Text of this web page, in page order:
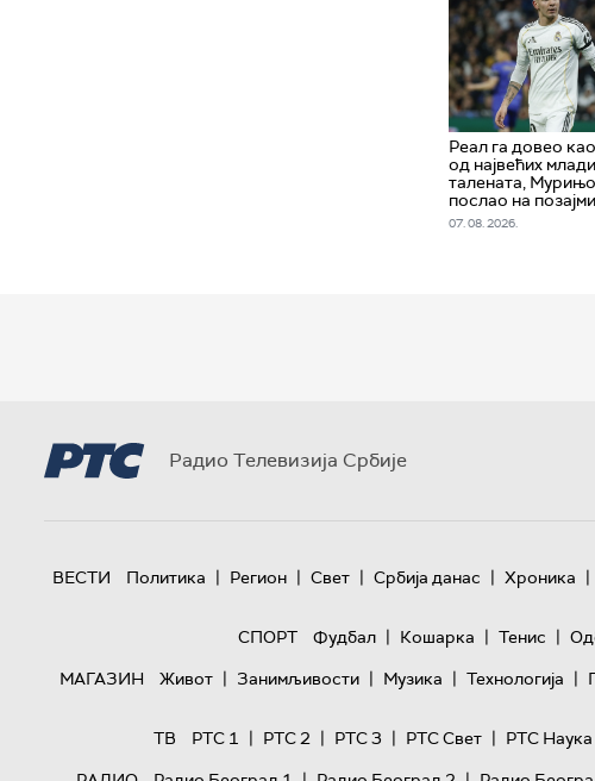
Реал га довео
од највећих
талената,
послао на
07. 08. 2026.
Радио Телевизија Србије
ВЕСТИ Политика | Регион | Свет | Србија данас | Хроника |
СПОРТ
Фудбал | Кошарка | Тенис |
МАГАЗИН
Живот | Занимљивости | Музика | Технологијa |
ТВ
РТС 1 | РТС 2 | РТС 3 | РТС Свет | РТС Наука